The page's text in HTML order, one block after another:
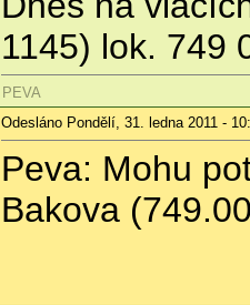
1145) lok. 749
PEVA
Odesláno Pondělí, 31. ledna 2011 -
Peva: Mohu
Bakova